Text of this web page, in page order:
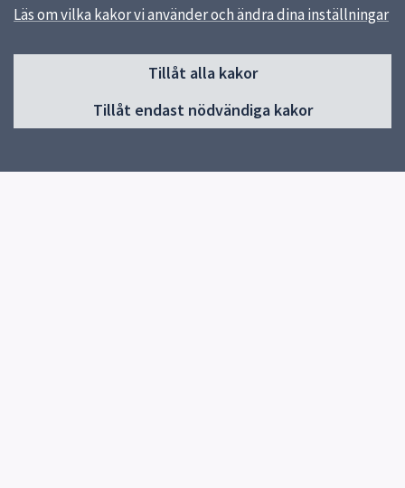
Läs om vilka kakor vi använder och ändra dina inställningar
Tillåt alla kakor
Tillåt endast nödvändiga kakor
Sidfot
Om webbplatsen Utförare vård